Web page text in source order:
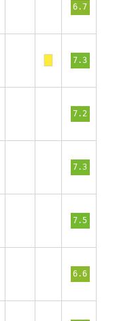
6.7
7.3
7.2
7.3
7.5
6.6